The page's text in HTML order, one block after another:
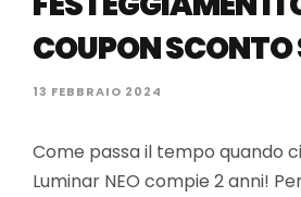
COUPON SCONTO
13 FEBBRAIO 2024
Come passa il tempo quando
Luminar NEO compie 2 anni!